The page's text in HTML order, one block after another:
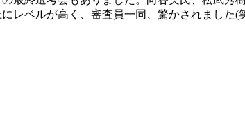
レベルが高く、審査員一同、驚かされました